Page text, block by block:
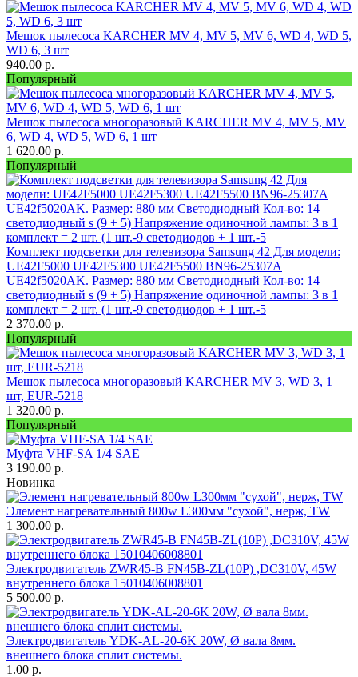
Мешок пылесоса KARCHER MV 4, MV 5, MV 6, WD 4, WD 5,
WD 6, 3 шт
940.00 р.
Популярный
Мешок пылесоса многоразовый KARCHER MV 4, MV 5, MV
6, WD 4, WD 5, WD 6, 1 шт
1 620.00 р.
Популярный
Комплект подсветки для телевизора Samsung 42 Для модели:
UE42F5000 UE42F5300 UE42F5500 BN96-25307A
UE42f5020AK. Размер: 880 мм Светодиодный Кол-во: 14
светодиодный s (9 + 5) Напряжение одиночной лампы: 3 в 1
комплект = 2 шт. (1 шт.-9 светодиодов + 1 шт.-5
2 370.00 р.
Популярный
Мешок пылесоса многоразовый KARCHER MV 3, WD 3, 1
шт, EUR-5218
1 320.00 р.
Популярный
Муфта VHF-SA 1/4 SAE
3 190.00 р.
Новинка
Элемент нагревательный 800w L300мм "сухой", нерж, TW
1 300.00 р.
Электродвигатель ZWR45-B FN45B-ZL(10P) ,DC310V, 45W
внутреннего блока 15010406008801
5 500.00 р.
Электродвигатель YDK-AL-20-6K 20W, Ø вала 8мм.
внешнего блока сплит системы.
1.00 р.